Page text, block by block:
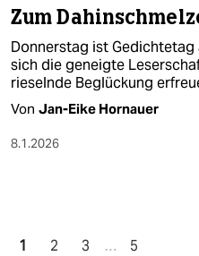
Zum
Donnerstag ist
sich die geneigte
rieselnde Beglückung
Von Jan-Eike Hornauer
8.1.2026
1 2 3 … 5